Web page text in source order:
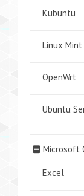
Kubuntu
Linux Mint
OpenWrt
Ubuntu
Microsoft
Excel